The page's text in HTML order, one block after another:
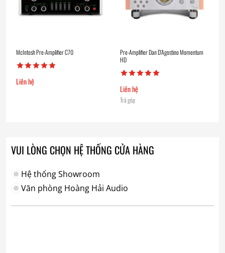
McIntosh Pre-Amplifier C70
Liên hệ
Pre-Amplifier Dan D’Agostino Momentum
HD
Liên hệ
Trả góp
VUI LÒNG CHỌN HỆ THỐNG CỬA HÀNG
Hệ thống Showroom
Văn phòng Hoàng Hải Audio